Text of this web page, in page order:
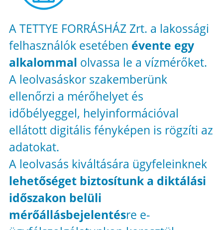
A TETTYE FORRÁSHÁZ Zrt. a lakossági
felhasználók esetében évente egy
alkalommal olvassa le a vízmérőket.
A leolvasáskor szakemberünk
ellenőrzi a mérőhelyet és
időbélyeggel, helyinformációval
ellátott digitális fényképen is rögzíti az
adatokat.
A leolvasás kiváltására ügyfeleinknek
lehetőséget biztosítunk a diktálási
időszakon belüli
mérőállásbejelentésre e-